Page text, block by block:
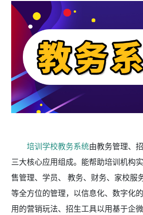
培训学校教务系统由教务管理、
三大核心应用组成。能帮助培训机构
售管理、学员、 教务、财务、家校服
等全方位的管理，以信息化、数字化
用的营销玩法、招生工具以用基于企